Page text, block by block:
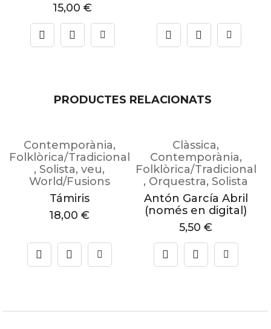
15,00 €
PRODUCTES RELACIONATS
Contemporània,
Folklòrica/Tradicional
, Solista, veu,
World/Fusions
Támiris
18,00 €
Clàssica,
Contemporània,
Folklòrica/Tradicional
, Orquestra, Solista
Antón García Abril
(només en digital)
5,50 €